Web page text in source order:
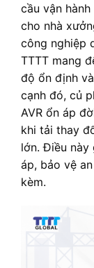
cầu vận
cho nhà
công nghiệp
TTTT mang
độ ổn định
cạnh đó, củ
AVR ổn áp
khi tải thay
lớn. Điều này
áp, bảo vệ
kèm.